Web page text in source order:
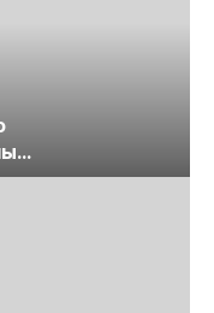
экспертизы